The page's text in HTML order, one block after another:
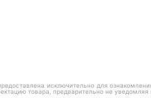
исключительно для
товара, предварительно не